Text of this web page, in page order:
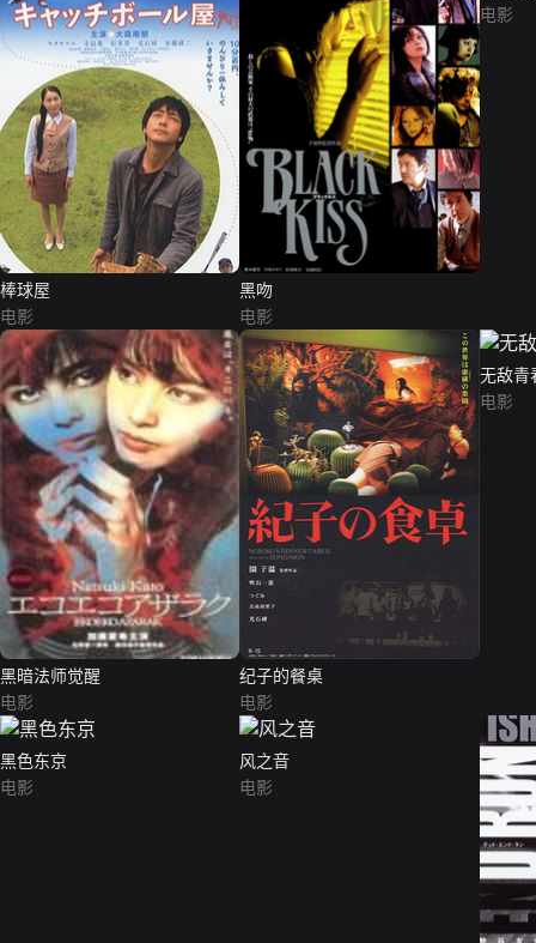
棒球屋
电影
黑吻
电影
电影
黑暗法师觉醒
电影
纪子的餐桌
电影
无敌青
电影
黑色东京
电影
风之音
电影